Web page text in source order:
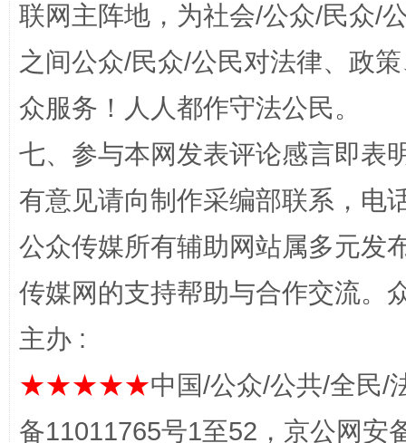
网上购药对药下症？
这是一记警钟！ 谢
联网主阵地，为社会/公众/民众/
之间公众/民众/公民对法律、政
众服务！人人都作守法公民。
七、参与本网发表评论感言即表
有意见请向制作采编部联系，电
公众传媒所有辅助网站属多元发
传媒网的支持帮助与合作交流。
主办 :
★★★★★中国/公众/公共/全民/
备11011765号1至52，京公网安